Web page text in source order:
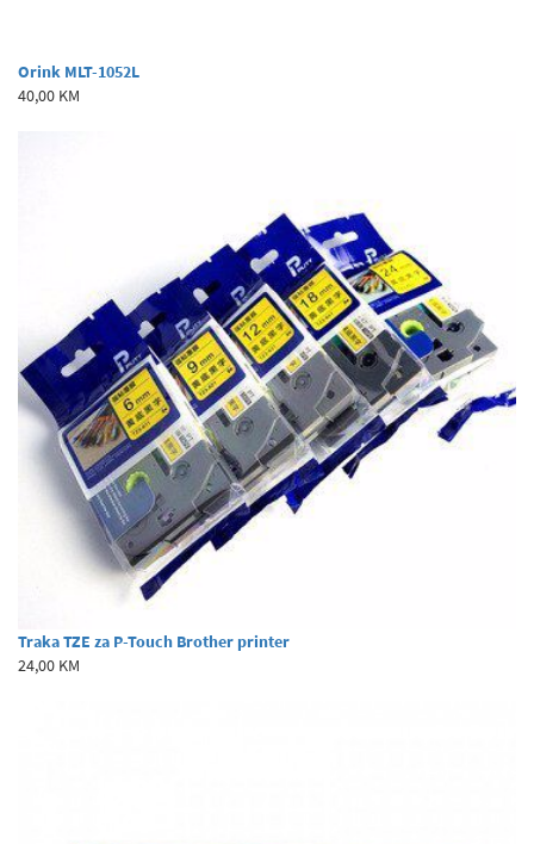
Orink MLT-1052L
40,00 KM
Traka TZE za P-Touch Brother printer
24,00 KM